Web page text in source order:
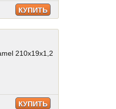
КУПИТЬ
210x19x1,2
КУПИТЬ